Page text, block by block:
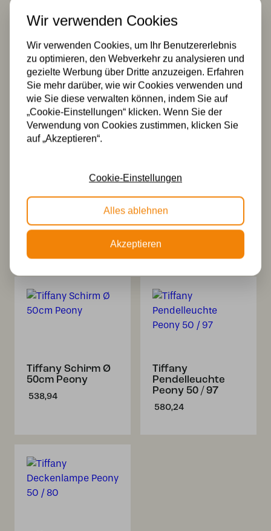
Hängelampe
Fassungen
598,93
Hängelampe
8842
654,00
Deckenleuchte
Flow
Tischleuchte Ø
50cm Peoni P1
686,46
Tiffany Schirm Ø
50cm Peony
538,94
Tiffany
Pendelleuchte
Peony 50 / 97
580,24
Wir verwenden Cookies
Wir verwenden Cookies, um Ihr Benutzererlebnis
zu optimieren, den Webverkehr zu analysieren und
gezielte Werbung über Dritte anzuzeigen. Erfahren
Sie mehr darüber, wie wir Cookies verwenden und
wie Sie diese verwalten können, indem Sie auf
„Cookie-Einstellungen“ klicken. Wenn Sie der
Verwendung von Cookies zustimmen, klicken Sie
auf „Akzeptieren“.
Cookie-Einstellungen
Alles ablehnen
Akzeptieren